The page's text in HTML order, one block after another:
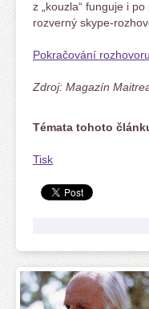
z „kouzla“ funguje i
rozverný skype-
Pokračování
Zdroj: Magazín
Témata tohoto
Tisk